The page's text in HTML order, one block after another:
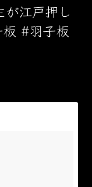
が江戸押し
#羽子板